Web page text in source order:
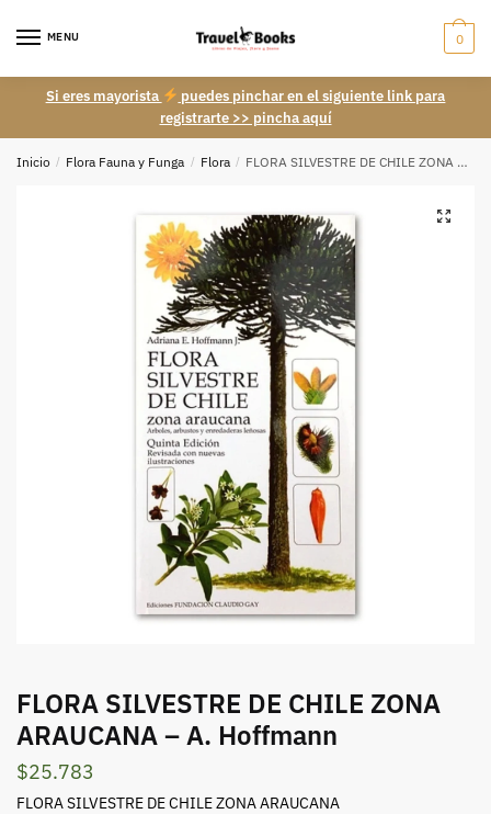
MENU 0
Si eres mayorista
puedes pinchar en el siguiente link para
registrarte >> pincha aquí
Inicio / Flora Fauna y Funga / Flora / FLORA SILVESTRE DE CHILE ZONA ARAUCANA – A. Hoffmann
FLORA SILVESTRE DE CHILE ZONA
ARAUCANA – A. Hoffmann
$25.783
FLORA SILVESTRE DE CHILE ZONA ARAUCANA